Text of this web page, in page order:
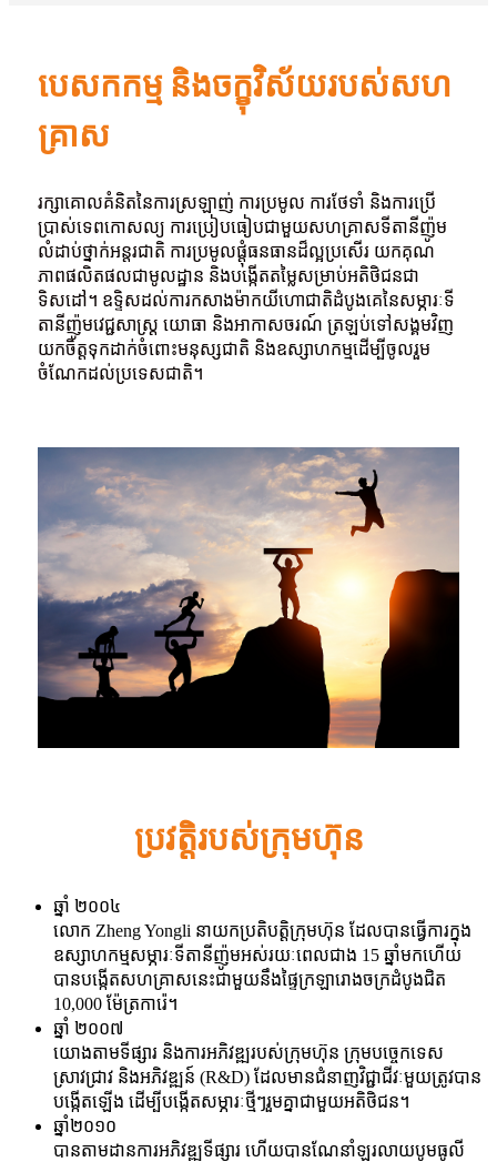
បេសកកម្ម និងចក្ខុវិស័យរបស់សហ
គ្រាស
រក្សាគោលគំនិតនៃការស្រឡាញ់ ការប្រមូល ការថែទាំ និងការប្រើ
ប្រាស់ទេពកោសល្យ ការប្រៀបធៀបជាមួយសហគ្រាសទីតានីញ៉ូម
លំដាប់ថ្នាក់អន្តរជាតិ ការប្រមូលផ្តុំធនធានដ៏ល្អប្រសើរ យកគុណ
ភាពផលិតផលជាមូលដ្ឋាន និងបង្កើតតម្លៃសម្រាប់អតិថិជនជា
ទិសដៅ។ ឧទ្ទិសដល់ការកសាងម៉ាកយីហោជាតិដំបូងគេនៃសម្ភារៈទី
តានីញ៉ូមវេជ្ជសាស្ត្រ យោធា និងអាកាសចរណ៍ ត្រឡប់ទៅសង្គមវិញ
យកចិត្តទុកដាក់ចំពោះមនុស្សជាតិ និងឧស្សាហកម្មដើម្បីចូលរួម
ចំណែកដល់ប្រទេសជាតិ។
ប្រវត្តិរបស់ក្រុមហ៊ុន
ឆ្នាំ ២០០៤
លោក Zheng Yongli នាយកប្រតិបត្តិក្រុមហ៊ុន ដែលបានធ្វើការក្នុង
ឧស្សាហកម្មសម្ភារៈទីតានីញ៉ូមអស់រយៈពេលជាង 15 ឆ្នាំមកហើយ
បានបង្កើតសហគ្រាសនេះជាមួយនឹងផ្ទៃក្រឡារោងចក្រដំបូងជិត
10,000 ម៉ែត្រការ៉េ។
ឆ្នាំ ២០០៧
យោងតាមទីផ្សារ និងការអភិវឌ្ឍរបស់ក្រុមហ៊ុន ក្រុមបច្ចេកទេស
ស្រាវជ្រាវ និងអភិវឌ្ឍន៍ (R&D) ដែលមានជំនាញវិជ្ជាជីវៈមួយត្រូវបាន
បង្កើតឡើង ដើម្បីបង្កើតសម្ភារៈថ្មីៗរួមគ្នាជាមួយអតិថិជន។
ឆ្នាំ២០១០
បានតាមដានការអភិវឌ្ឍទីផ្សារ ហើយបានណែនាំឡរលាយបូមធូលី